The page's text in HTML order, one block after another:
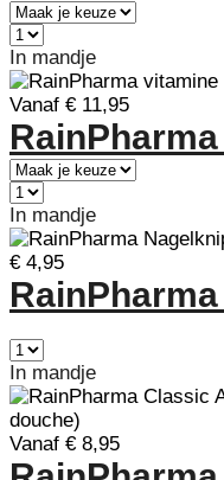
In mandje
Vanaf € 11,95
In mandje
€ 4,95
In mandje
Vanaf € 8,95